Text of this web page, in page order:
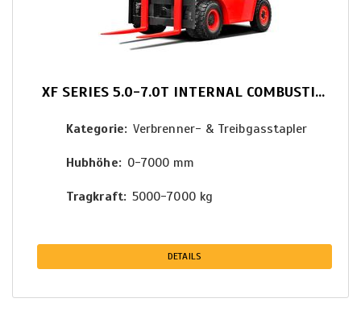
XF SERIES 5.0-7.0T INTERNAL COMBUSTION COUNTERBALANCED
Kategorie Verbrenner- & Treibgasstapler
Hubhöhe 0-7000 mm
Tragkraft 5000-7000 kg
DETAILS